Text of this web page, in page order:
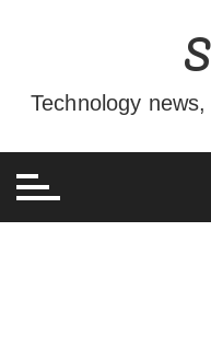
conteúdo
Technology